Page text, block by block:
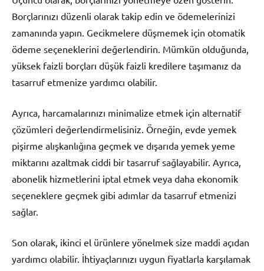
Borçlarınızı düzenli olarak takip edin ve ödemelerinizi
zamanında yapın. Gecikmelere düşmemek için otomatik
ödeme seçeneklerini değerlendirin. Mümkün olduğunda,
yüksek faizli borçları düşük faizli kredilere taşımanız da
tasarruf etmenize yardımcı olabilir.
Ayrıca, harcamalarınızı minimalize etmek için alternatif
çözümleri değerlendirmelisiniz. Örneğin, evde yemek
pişirme alışkanlığına geçmek ve dışarıda yemek yeme
miktarını azaltmak ciddi bir tasarruf sağlayabilir. Ayrıca,
abonelik hizmetlerini iptal etmek veya daha ekonomik
seçeneklere geçmek gibi adımlar da tasarruf etmenizi
sağlar.
Son olarak, ikinci el ürünlere yönelmek size maddi açıdan
yardımcı olabilir. İhtiyaçlarınızı uygun fiyatlarla karşılamak